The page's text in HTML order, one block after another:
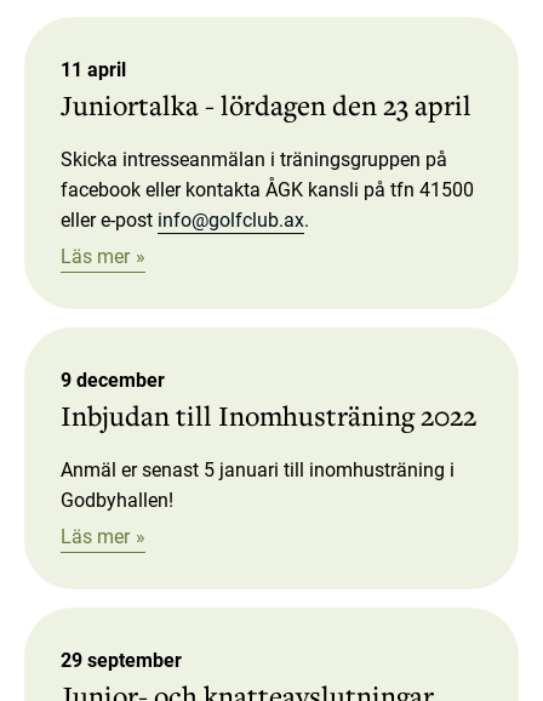
11 april
Juniortalka - lördagen den 23 april
Skicka intresseanmälan i träningsgruppen på
facebook eller kontakta ÅGK kansli på tfn 41500
eller e-post info@golfclub.ax.
Läs mer
9 december
Inbjudan till Inomhusträning 2022
Anmäl er senast 5 januari till inomhusträning i
Godbyhallen!
Läs mer
29 september